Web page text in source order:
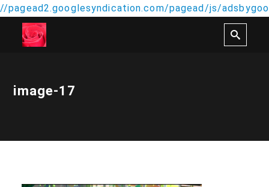
//pagead2.googlesyndication.com/pagead/js/
image-17